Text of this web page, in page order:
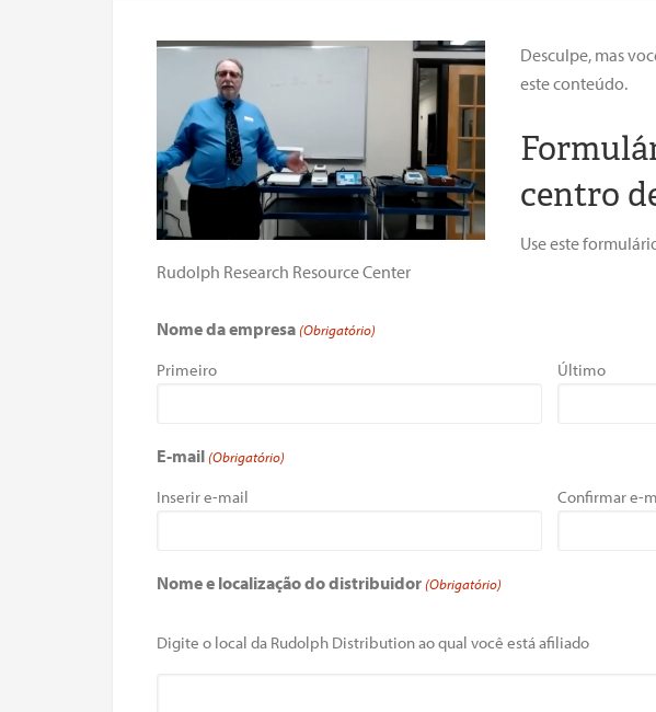
Desculpe, mas
este conteúdo.
centro
Use este
Rudolph Research Resource Center
Nome da empresa (Obrigatório)
Primeiro Último
E-mail (Obrigatório)
Inserir e-mail Confirmar e-
Nome e localização do distribuidor (Obrigatório)
Digite o local da Rudolph Distribution ao qual você está afiliado